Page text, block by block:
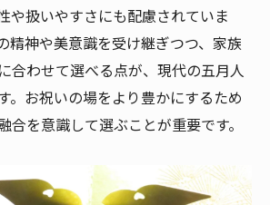
や扱いやすさにも配慮されていま
精神や美意識を受け継ぎつつ、家族
合わせて選べる点が、現代の五月人
。お祝いの場をより豊かにするため
合を意識して選ぶことが重要です。